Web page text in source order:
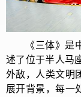
《三体》
述了位于半人马
外敌，人类文明
展开背景，每一